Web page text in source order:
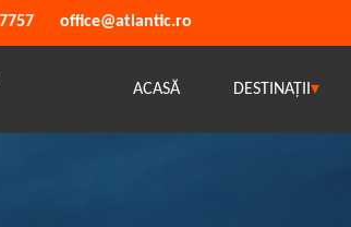
ACASĂ DESTINAȚII ▾
office@atlantic.ro